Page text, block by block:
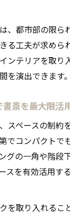
、都市部の限ら
る工夫が求めら
ンテリアを取り
を演出できます。
斎を最大限活
スペースの制約
でコンパクトで
グの一角や階段
スを有効活用す
を取り入れるこ